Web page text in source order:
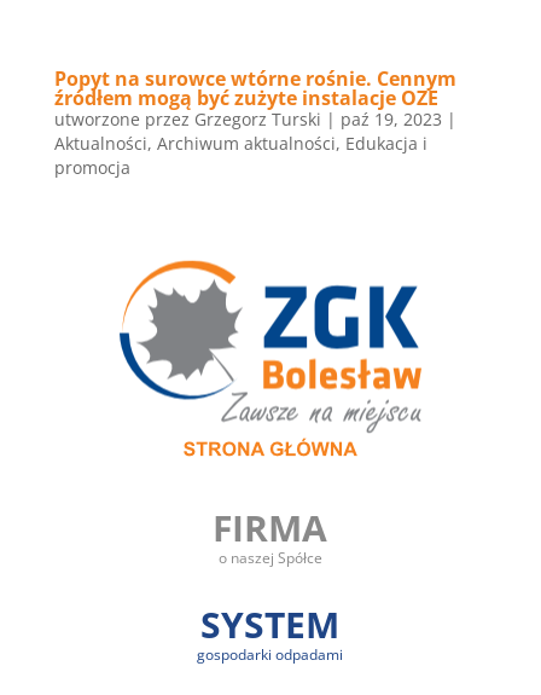
Popyt na surowce wtórne rośnie. Cennym
źródłem mogą być zużyte instalacje OZE
utworzone przez Grzegorz Turski | paź 19, 2023 |
Aktualności, Archiwum aktualności, Edukacja i
promocja
FIRMA
o naszej Spółce
SYSTEM
gospodarki odpadami